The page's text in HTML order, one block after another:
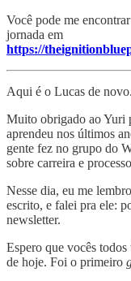
Você pode me
jornada em
https://
Aqui é o Lucas de novo.
Muito obrigado ao Yuri
aprendeu nos últimos
gente fez no grupo do
sobre carreira e
Nesse dia, eu me
escrito, e falei pra ele:
newsletter.
Espero que vocês
de hoje. Foi o primeiro